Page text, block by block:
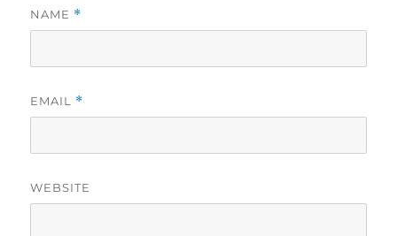
NAME *
EMAIL *
WEBSITE